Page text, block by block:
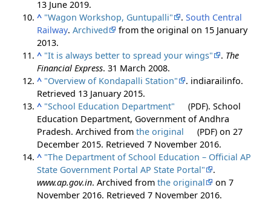
13 June 2019.
^ "Wagon Workshop, Guntupalli" .South Central
Railway.Archived
from the original on 15 January
2013.
^ "It is always better to spread your wings" . The
Financial Express. 31 March 2008.
^ "Overview of Kondapalli Station" . indiarailinfo.
Retrieved 13 January2015.
^ "School Education Department" (PDF). School
Education Department, Government of Andhra
Pradesh. Archived fromthe original (PDF) on 27
December 2015. Retrieved7 November 2016.
^ "The Department of School Education – Official AP
State Government Portal AP State Portal"
.
www.ap.gov.in. Archived fromthe original
on 7
November 2016. Retrieved7 November 2016.